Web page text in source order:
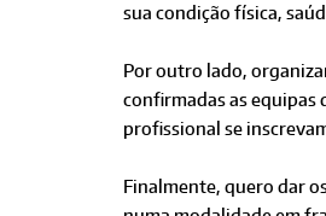
sua condição física,
Por outro lado,
confirmadas as equipas
profissional se
Finalmente, quero dar